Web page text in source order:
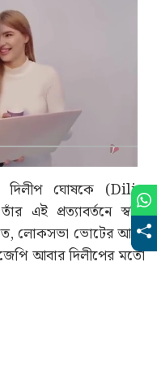
দিলীপ ঘোষকে (Dilip
এই প্রত্যাবর্তনে স্বস্তি
লোকসভা ভোটের আগে
আবার দিলীপের মতো